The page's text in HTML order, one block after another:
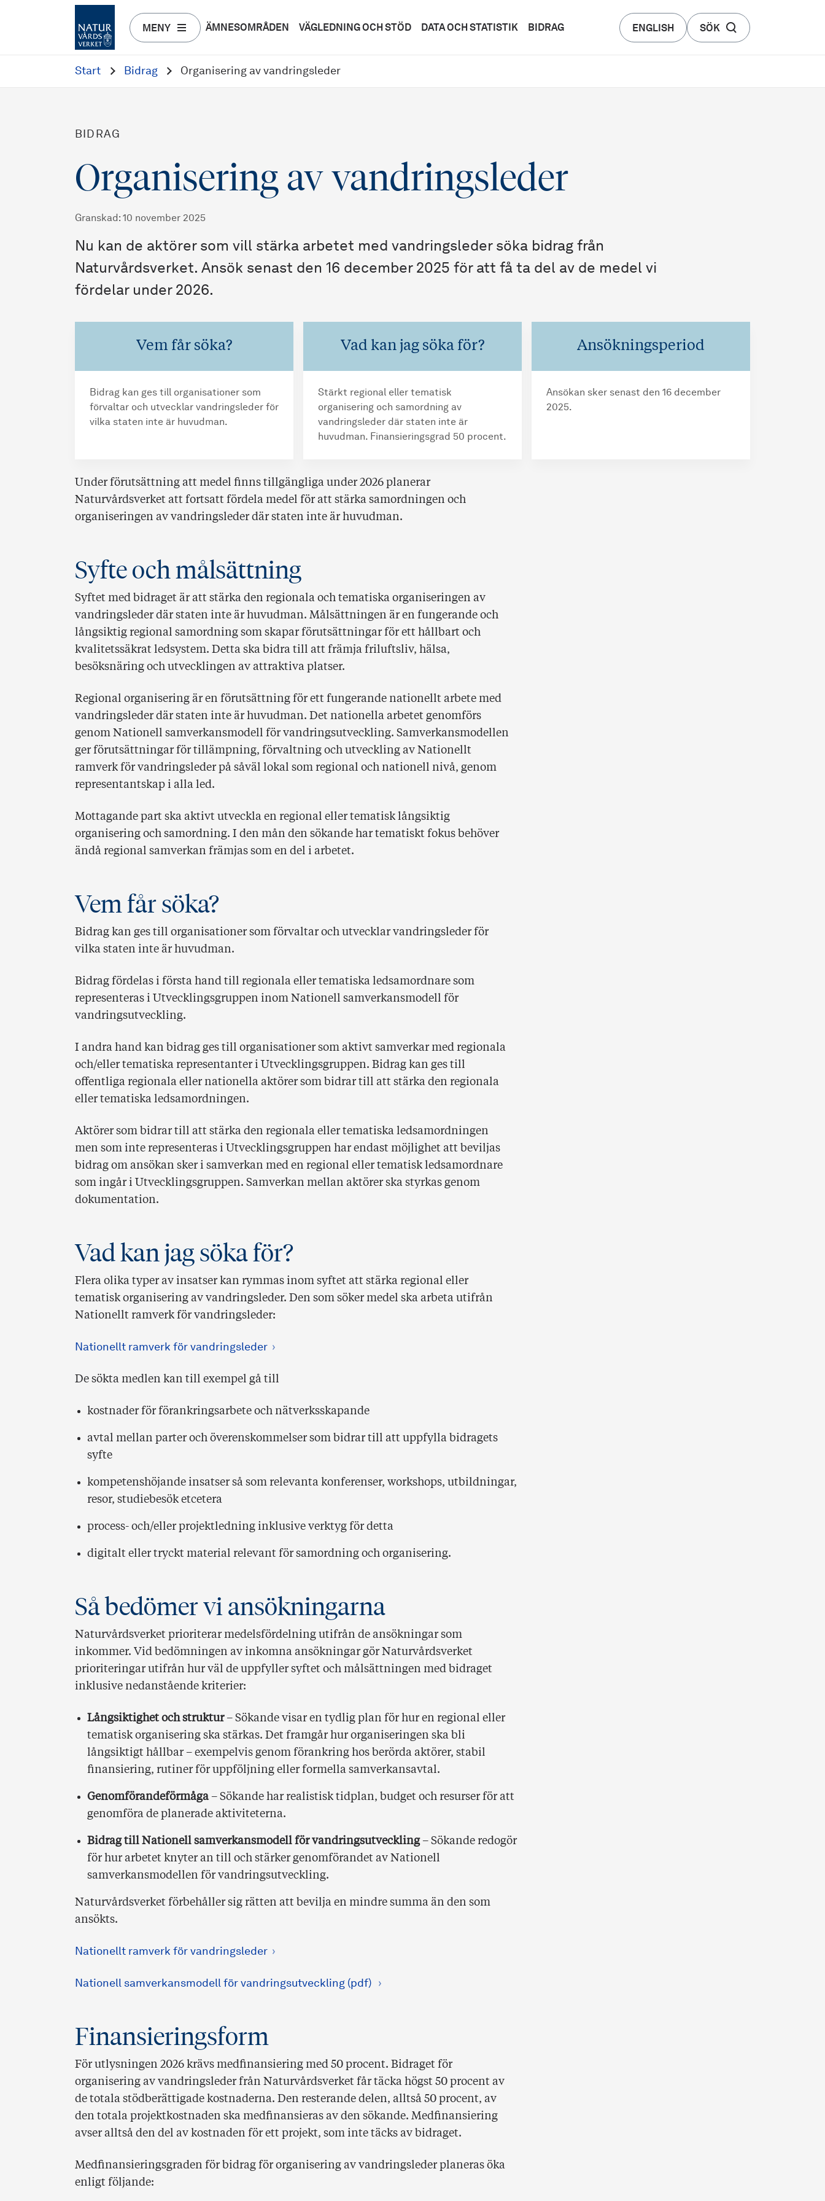
MENY ÄMNESOMRÅDEN VÄGLEDNING OCH STÖD DATA OCH STATISTIK BIDRAG ENGLISH SÖK
Start Bidrag Organisering av vandringsleder
BIDRAG
Organisering av vandringsleder
Granskad : 10 november 2025
Nu kan de aktörer som vill stärka arbetet med vandringsleder söka bidrag från
Naturvårdsverket. Ansök senast den 16 december 2025 för att få ta del av de medel vi
fördelar under 2026.
Vem får söka?
Bidrag kan ges till organisationer som
förvaltar och utvecklar vandringsleder för
vilka staten inte är huvudman.
Vad kan jag söka för?
Stärkt regional eller tematisk
organisering och samordning av
vandringsleder där staten inte är
huvudman. Finansieringsgrad 50 procent.
Ansökningsperiod
Ansökan sker senast den 16 december
2025.
Under förutsättning att medel finns tillgängliga under 2026 planerar
Naturvårdsverket att fortsatt fördela medel för att stärka samordningen och
organiseringen av vandringsleder där staten inte är huvudman.
Syfte och målsättning
Syftet med bidraget är att stärka den regionala och tematiska organiseringen av
vandringsleder där staten inte är huvudman. Målsättningen är en fungerande och
långsiktig regional samordning som skapar förutsättningar för ett hållbart och
kvalitetssäkrat ledsystem. Detta ska bidra till att främja friluftsliv, hälsa,
besöksnäring och utvecklingen av attraktiva platser.
Regional organisering är en förutsättning för ett fungerande nationellt arbete med
vandringsleder där staten inte är huvudman. Det nationella arbetet genomförs
genom Nationell samverkansmodell för vandringsutveckling. Samverkansmodellen
ger förutsättningar för tillämpning, förvaltning och utveckling av Nationellt
ramverk för vandringsleder på såväl lokal som regional och nationell nivå, genom
representantskap i alla led.
Mottagande part ska aktivt utveckla en regional eller tematisk långsiktig
organisering och samordning. I den mån den sökande har tematiskt fokus behöver
ändå regional samverkan främjas som en del i arbetet.
Vem får söka?
Bidrag kan ges till organisationer som förvaltar och utvecklar vandringsleder för
vilka staten inte är huvudman.
Bidrag fördelas i första hand till regionala eller tematiska ledsamordnare som
representeras i Utvecklingsgruppen inom Nationell samverkansmodell för
vandringsutveckling.
I andra hand kan bidrag ges till organisationer som aktivt samverkar med regionala
och/eller tematiska representanter i Utvecklingsgruppen. Bidrag kan ges till
offentliga regionala eller nationella aktörer som bidrar till att stärka den regionala
eller tematiska ledsamordningen.
Aktörer som bidrar till att stärka den regionala eller tematiska ledsamordningen
men som inte representeras i Utvecklingsgruppen har endast möjlighet att beviljas
bidrag om ansökan sker i samverkan med en regional eller tematisk ledsamordnare
som ingår i Utvecklingsgruppen. Samverkan mellan aktörer ska styrkas genom
dokumentation.
Vad kan jag söka för?
Flera olika typer av insatser kan rymmas inom syftet att stärka regional eller
tematisk organisering av vandringsleder. Den som söker medel ska arbeta utifrån
Nationellt ramverk för vandringsleder:
Nationellt ramverk för vandringsleder
De sökta medlen kan till exempel gå till
kostnader för förankringsarbete och nätverksskapande
avtal mellan parter och överenskommelser som bidrar till att uppfylla bidragets
syfte
kompetenshöjande insatser så som relevanta konferenser, workshops, utbildningar,
resor, studiebesök etcetera
process- och/eller projektledning inklusive verktyg för detta
digitalt eller tryckt material relevant för samordning och organisering.
Så bedömer vi ansökningarna
Naturvårdsverket prioriterar medelsfördelning utifrån de ansökningar som
inkommer. Vid bedömningen av inkomna ansökningar gör Naturvårdsverket
prioriteringar utifrån hur väl de uppfyller syftet och målsättningen med bidraget
inklusive nedanstående kriterier:
Långsiktighet och struktur– Sökande visar en tydlig plan för hur en regional eller
tematisk organisering ska stärkas. Det framgår hur organiseringen ska bli
långsiktigt hållbar – exempelvis genom förankring hos berörda aktörer, stabil
finansiering, rutiner för uppföljning eller formella samverkansavtal.
Genomförandeförmåga– Sökande har realistisk tidplan, budget och resurser för att
genomföra de planerade aktiviteterna.
Bidrag till Nationell samverkansmodell för vandringsutveckling– Sökande redogör
för hur arbetet knyter an till och stärker genomförandet av Nationell
samverkansmodellen för vandringsutveckling.
Naturvårdsverket förbehåller sig rätten att bevilja en mindre summa än den som
ansökts.
Nationellt ramverk för vandringsleder
Nationell samverkansmodell för vandringsutveckling (pdf)
Finansieringsform
För utlysningen 2026 krävs medfinansiering med 50 procent. Bidraget för
organisering av vandringsleder från Naturvårdsverket får täcka högst 50 procent av
de totala stödberättigade kostnaderna. Den resterande delen, alltså 50 procent, av
den totala projektkostnaden ska medfinansieras av den sökande. Medfinansiering
avser alltså den del av kostnaden för ett projekt, som inte täcks av bidraget.
Medfinansieringsgraden för bidrag för organisering av vandringsleder planeras öka
enligt följande: